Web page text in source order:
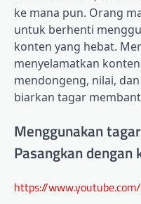
ke mana pun. Orang
untuk berhenti
konten yang hebat.
menyelamatkan
mendongeng, nilai,
biarkan tagar
Menggunakan
Pasangkan dengan
https://